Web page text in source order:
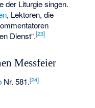
der Liturgie singen.
, Lektoren, die
Dienst“.[23]
Messfeier
Nr. 581.[24]